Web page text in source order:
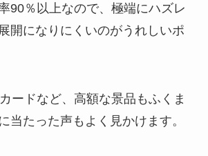
90％以上なので、極端にハズレ
開になりにくいのがうれしいポ
ードなど、高額な景品もふくま
当たった声もよく見かけます。